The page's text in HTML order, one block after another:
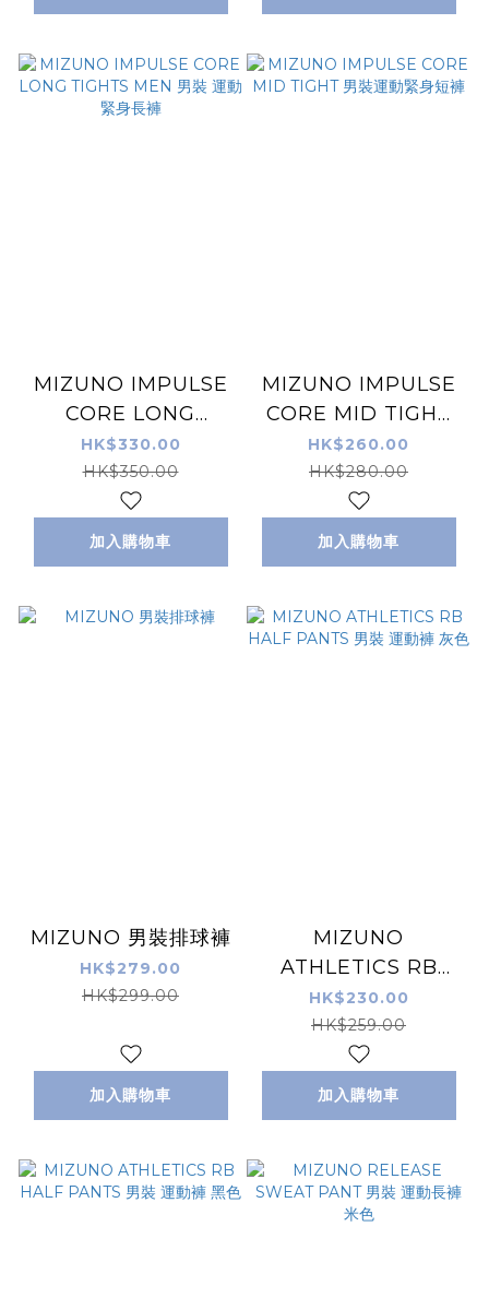
MIZUNO IMPULSE
CORE LONG
TIGHTS MEN 男裝
運動緊身長褲
HK$330.00
HK$350.00
加入購物車
MIZUNO IMPULSE
CORE MID TIGHT
男裝運動緊身短褲
HK$260.00
HK$280.00
加入購物車
MIZUNO 男裝排球褲
HK$279.00
HK$299.00
加入購物車
MIZUNO
ATHLETICS RB
HALF PANTS 男裝
運動褲 灰色
HK$230.00
HK$259.00
加入購物車